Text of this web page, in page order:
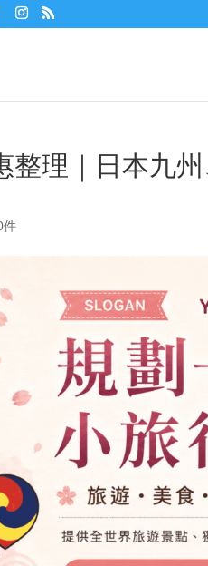
整理｜日本九
件